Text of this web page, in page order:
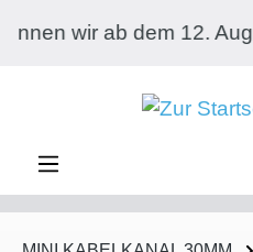
Zum Hauptinhalt
ab dem 12. August